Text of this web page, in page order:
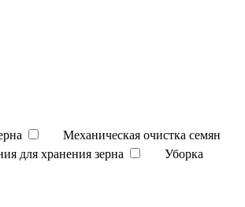
Механическая очистка семян
для хранения зерна
Уборка